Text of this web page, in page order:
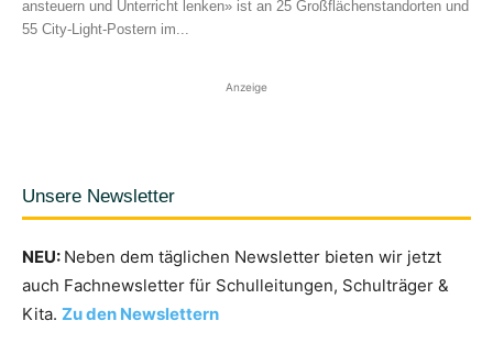
ansteuern und Unterricht lenken» ist an 25 Großflächenstandorten und
55 City-Light-Postern im...
Anzeige
Unsere Newsletter
NEU: Neben dem täglichen Newsletter bieten wir jetzt
auch Fachnewsletter für Schulleitungen, Schulträger &
Kita. Zu den Newslettern